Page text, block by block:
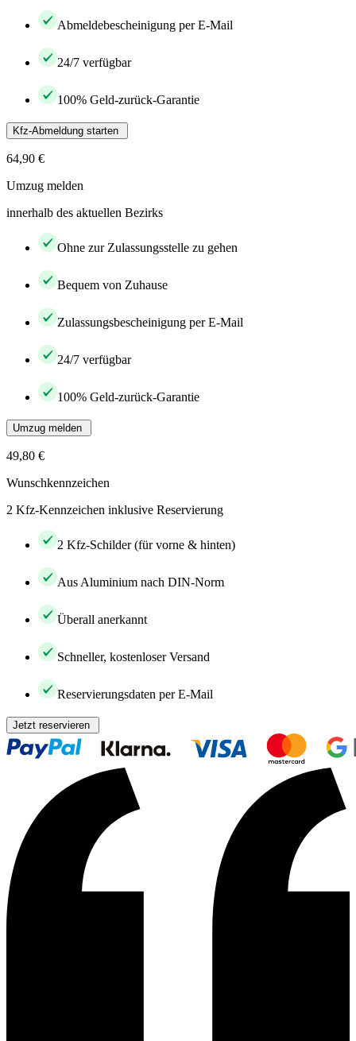
Abmeldebescheinigung per E-Mail
24/7 verfügbar
100% Geld-zurück-Garantie
Kfz-Abmeldung starten
64,90 €
Umzug melden
innerhalb des aktuellen Bezirks
Ohne zur Zulassungsstelle zu gehen
Bequem von Zuhause
Zulassungsbescheinigung per E-Mail
24/7 verfügbar
100% Geld-zurück-Garantie
Umzug melden
49,80 €
Wunschkennzeichen
2 Kfz-Kennzeichen inklusive Reservierung
2 Kfz-Schilder (für vorne & hinten)
Aus Aluminium nach DIN-Norm
Überall anerkannt
Schneller, kostenloser Versand
Reservierungsdaten per E-Mail
Jetzt reservieren